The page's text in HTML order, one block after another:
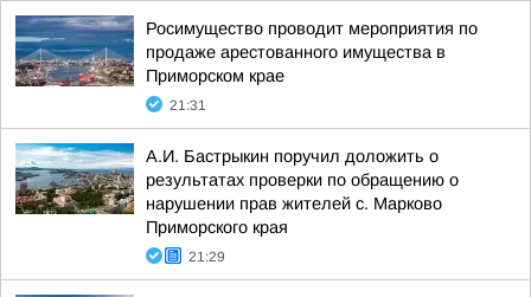
Росимущество проводит мероприятия по
продаже арестованного имущества в
Приморском крае
21:31
А.И. Бастрыкин поручил доложить о
результатах проверки по обращению о
нарушении прав жителей с. Марково
Приморского края
21:29